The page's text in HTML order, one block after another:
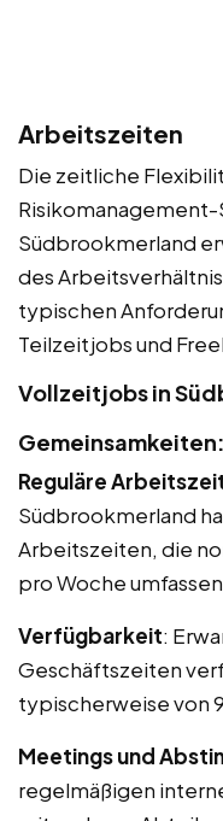
Arbeitszeiten
Die zeitliche
Südbrookmerland
des
typischen
Teilzeitjobs und
Vollzeitjobs in
Gemeinsamkeiten:
Reguläre
Südbrookmerland
Arbeitszeiten, die
pro Woche
Verfügbarkeit:
Geschäftszeiten
typischerweise von
Meetings und
regelmäßigen